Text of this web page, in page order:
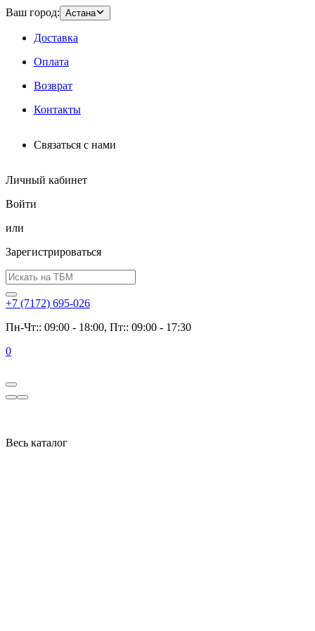
Ваш город: Астана
Доставка
Оплата
Возврат
Контакты
Связаться с нами
Личный кабинет
Войти
или
Зарегистрироваться
+7 (7172) 695-026
Пн-Чт:: 09:00 - 18:00, Пт:: 09:00 - 17:30
0
Весь каталог